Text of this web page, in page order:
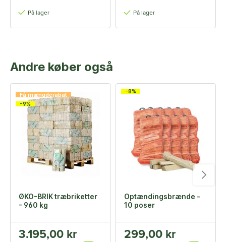
På lager På lager
Andre køber også
Få mængderabat
-9%
ØKO-BRIK træbriketter
- 960 kg
3.195,00 kr
-8%
Optændingsbrænde -
10 poser
299,00 kr